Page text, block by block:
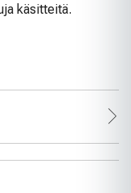
käsitteitä.